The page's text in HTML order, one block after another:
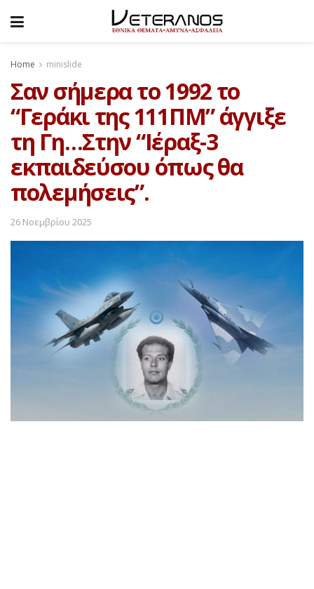
Home minislide
Σαν σήμερα το 1992 το
“Γεράκι της 111ΠΜ” άγγιξε
τη Γη…Στην “Ιέραξ-3
εκπαιδεύσου όπως θα
πολεμήσεις”.
26 Νοεμβρίου 2025